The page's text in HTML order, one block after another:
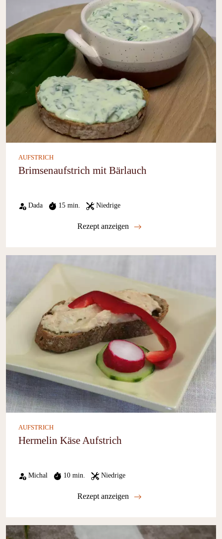
AUFSTRICH
Brimsenaufstrich mit Bärlauch
Dada 15 min. Niedrige
Rezept anzeigen
AUFSTRICH
Hermelin Käse Aufstrich
Michal 10 min. Niedrige
Rezept anzeigen